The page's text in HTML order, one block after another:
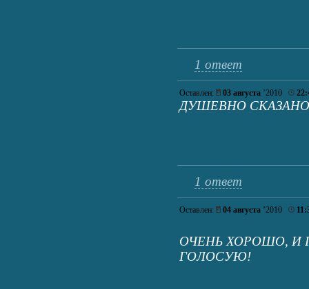
1 ответ
Оставлен: 03 августа ’2010
ДУШЕВНО
1 ответ
Оставлен: 04 августа ’2010
ОЧЕНЬ ХОРОШО, И
ГОЛОСУЮ!